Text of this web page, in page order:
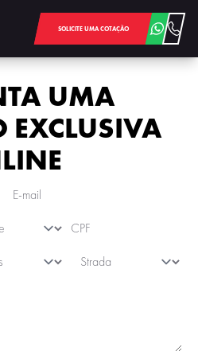
SOLICITE UMA COTAÇÃO
UMA
EXCLUSIVA